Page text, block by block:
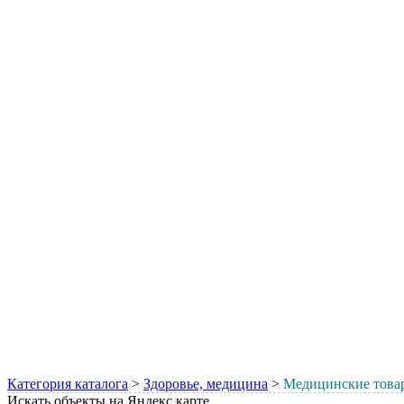
Категория каталога > Здоровье, медицина > Медицинские
Искать объекты на Яндекс карте